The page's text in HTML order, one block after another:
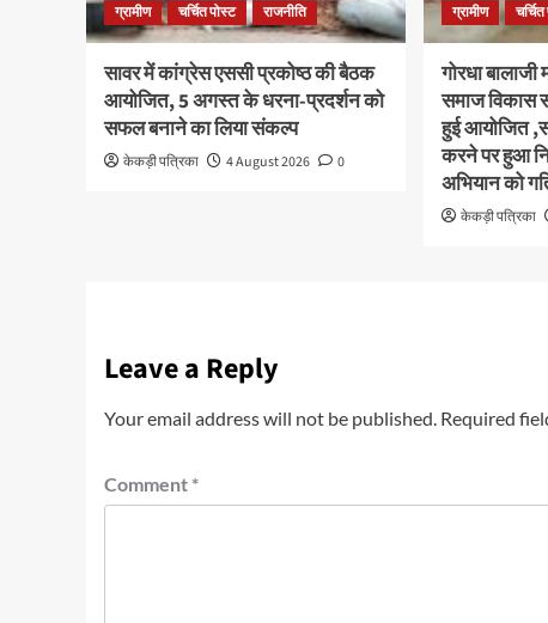
ग्रामीण चर्चित पोस्ट राजनीति
सावर में कांग्रेस एससी प्रकोष्ठ की बैठक
आयोजित, 5 अगस्त के धरना-प्रदर्शन को
सफल बनाने का लिया संकल्प
केकड़ी पत्रिका 4 August 2026 0
ग्रामीण
गोरधा बालाजी
समाज विकास
हुई आयोजित
करने पर हुआ
अभियान को
केकड़ी पत्रिका
Leave a Reply
Your email address will not be published. Required
Comment *